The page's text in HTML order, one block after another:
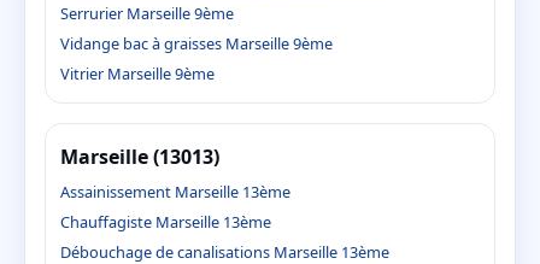
Serrurier Marseille 9ème
Vidange bac à graisses Marseille 9ème
Vitrier Marseille 9ème
Marseille (13013)
Assainissement Marseille 13ème
Chauffagiste Marseille 13ème
Débouchage de canalisations Marseille 13ème